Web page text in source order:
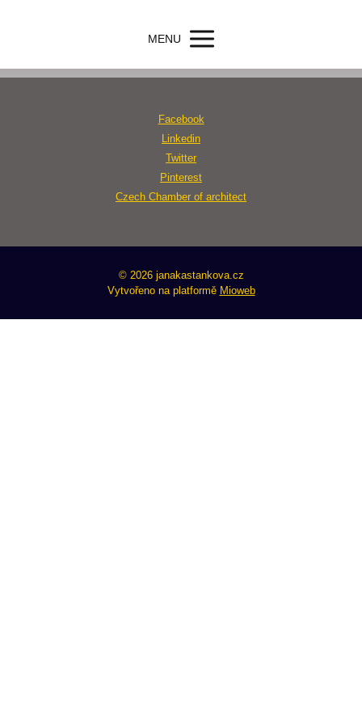
MENU
Facebook
Linkedin
Twitter
Pinterest
Czech Chamber of architect
© 2026 janakastankova.cz
Vytvořeno na platformě Mioweb